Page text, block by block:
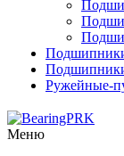
Подшипники
Ружейные-
Меню